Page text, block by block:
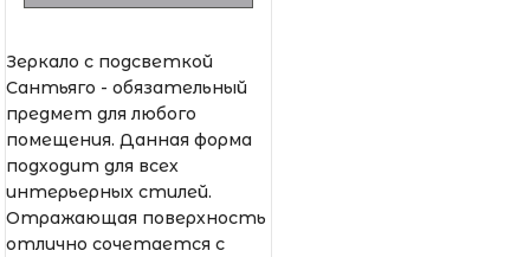
Зеркало с подсветкой
Сантьяго - обязательный
предмет для любого
помещения. Данная форма
подходит для всех
интерьерных стилей.
Отражающая поверхность
отлично сочетается с